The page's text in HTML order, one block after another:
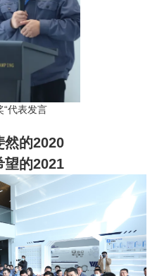
“代表发言
然的2020
望的2021